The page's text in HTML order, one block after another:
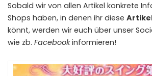
Sobald wir von allen Artikel konkrete
Shops haben, in denen ihr diese
könnt, werden wir euch über unser
wie zb. Facebookinformieren!